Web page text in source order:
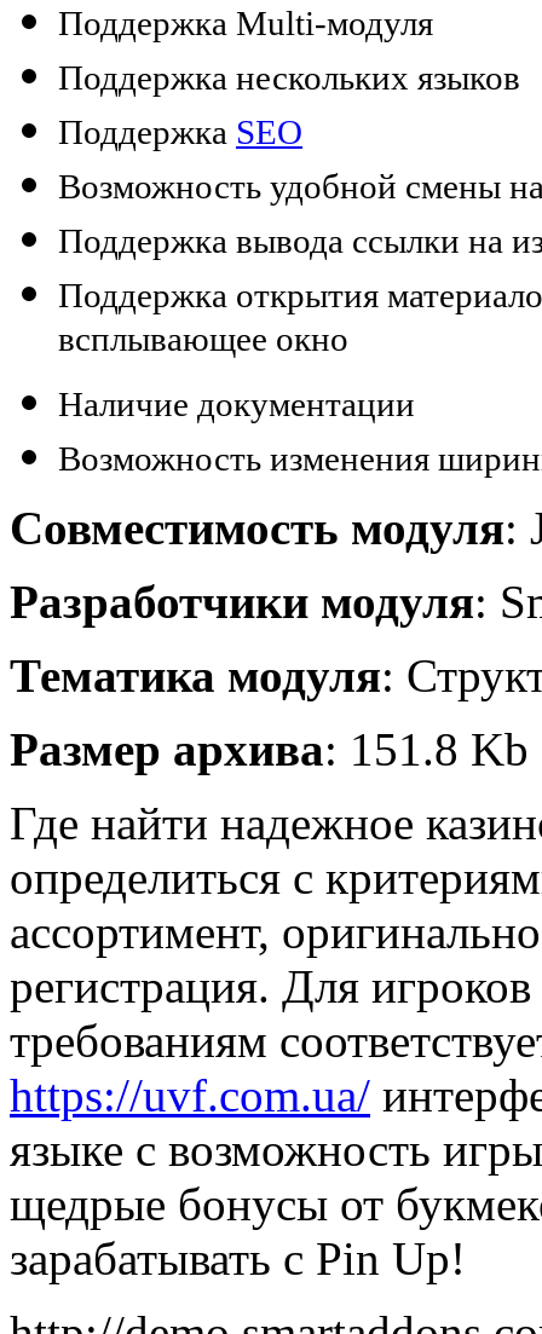
Поддержка Multi-модуля
Поддержка нескольких языков
Поддержка SEO
Возможность удобной смены
Поддержка вывода ссылки на
Поддержка открытия
всплывающее окно
Наличие документации
Возможность изменения
Совместимость модуля:
Разработчики модуля:
Тематика модуля:
Размер архива: 151.8 Kb
Где найти надежное
определиться с
ассортимент,
регистрация. Для
требованиям
https://uvf.com.ua/
языке с возможность
щедрые бонусы от
зарабатывать с Pin Up!